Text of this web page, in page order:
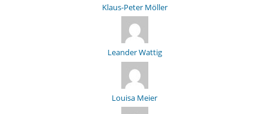
Klaus-Peter Möller
Leander Wattig
Louisa Meier